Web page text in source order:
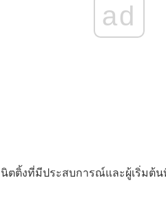
ad
ตติ้งที่มีประสบการณ์และผู้เริ่มต้